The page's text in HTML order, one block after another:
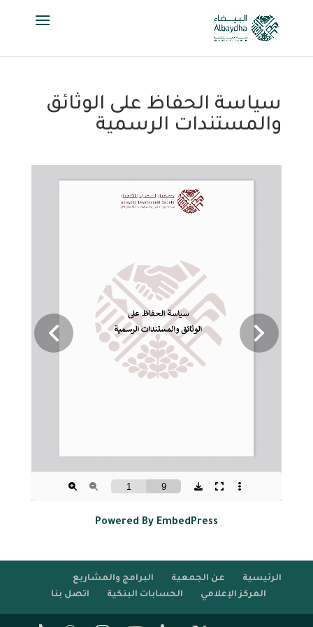
سياسة الحفاظ على الوثائق
والمستندات الرسمية
Powered By EmbedPress
الرئيسية عن الجمعية
البرامج والمشاريع
المركز الإعلامي
الحسابات البنكية اتصل بنا